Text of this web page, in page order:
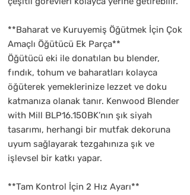
**Baharat ve Kuruyemiş Öğütmek İçin Çok
Amaçlı Öğütücü Ek Parça**
Öğütücü eki ile donatılan bu blender,
fındık, tohum ve baharatları kolayca
öğüterek yemeklerinize lezzet ve doku
katmanıza olanak tanır. Kenwood Blender
with Mill BLP16.150BK’nın şık siyah
tasarımı, herhangi bir mutfak dekoruna
uyum sağlayarak tezgahınıza şık ve
işlevsel bir katkı yapar.
**Tam Kontrol İçin 2 Hız Ayarı**